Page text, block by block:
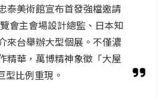
泰美術館宣布首發強檔邀請
會主會場設計總監、日本知
來台舉辦大型個展。不僅濃
精華，萬博精神象徵「大屋
型比例重現。